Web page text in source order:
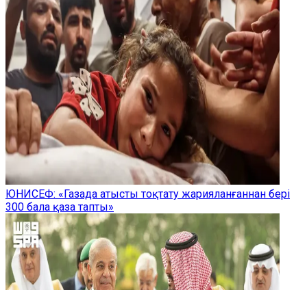
ЮНИСЕФ: «Газада атысты тоқтату жарияланғаннан бері
300 бала қаза тапты»